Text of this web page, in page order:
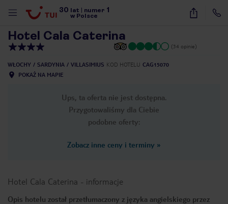
30 lat numer 1
w Polsce
44
Hotel Cala Caterina
(34 opinie)
WŁOCHY SARDYNIA VILLASIMIUS KOD HOTELU CAG15070
POKAŻ NA MAPIE
Ups, ta oferta nie jest dostępna.
Przygotowaliśmy dla Ciebie
podobne oferty:
Zobacz inne ceny i terminy »
Hotel Cala Caterina - informacje
Opis hotelu został przetłumaczony z języka angielskiego przez